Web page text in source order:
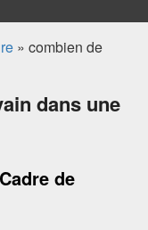
» combien de
dans une
de